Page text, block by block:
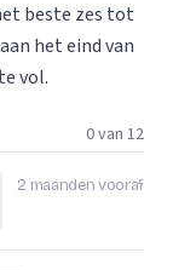
beste zes tot
het eind van
vol.
0 van 12
2 maanden vooraf